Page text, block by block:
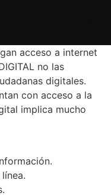
acceso a internet
no las
digitales.
con acceso a la
implica mucho